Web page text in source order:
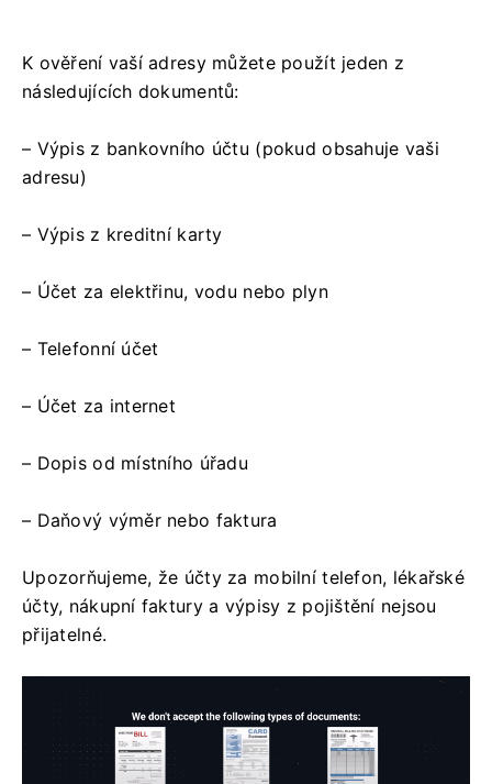
K ověření vaší adresy můžete použít jeden z
následujících dokumentů:
– Výpis z bankovního účtu (pokud obsahuje vaši
adresu)
– Výpis z kreditní karty
– Účet za elektřinu, vodu nebo plyn
– Telefonní účet
– Účet za internet
– Dopis od místního úřadu
– Daňový výměr nebo faktura
Upozorňujeme, že účty za mobilní telefon, lékařské
účty, nákupní faktury a výpisy z pojištění nejsou
přijatelné.